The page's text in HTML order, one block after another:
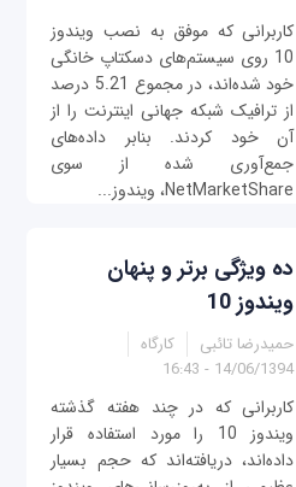
کاربرانی که موفق به نصب ویندوز
10 روی سیستم‌های دسکتاپ خانگی
خود شده‌اند، در مجموع 5.21 درصد
از ترافیک شبکه جهانی اینترنت را از
آن خود کردند. بنابر داده‌های
جمع‌آوری شده از سوی
NetMarketShare، ویندوز...
ده ویژگی برتر و پنهان
ویندوز 10
حمیدرضا تائبی
کارگاه
14/06/1394 - 16:43
کاربرانی که در چند هفته‌ گذشته
ویندوز 10 را مورد استفاده قرار
داده‌اند، دریافته‌اند که حجم بسیار